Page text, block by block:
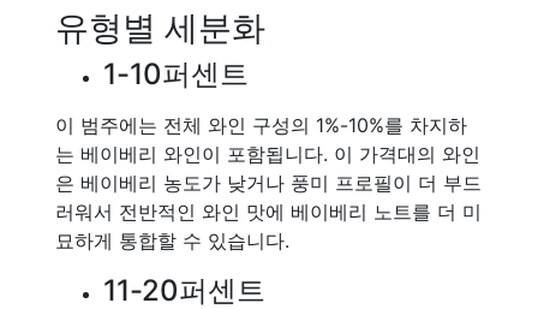
유형별 세분화
1-10퍼센트
이 범주에는 전체 와인 구성의 1%-10%를 차지하
는 베이베리 와인이 포함됩니다. 이 가격대의 와인
은 베이베리 농도가 낮거나 풍미 프로필이 더 부드
러워서 전반적인 와인 맛에 베이베리 노트를 더 미
묘하게 통합할 수 있습니다.
11-20퍼센트